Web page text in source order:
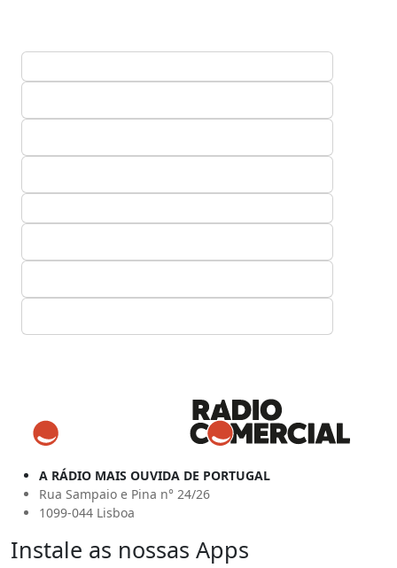
A RÁDIO MAIS OUVIDA DE PORTUGAL
Rua Sampaio e Pina n° 24/26
1099-044 Lisboa
Instale as nossas Apps